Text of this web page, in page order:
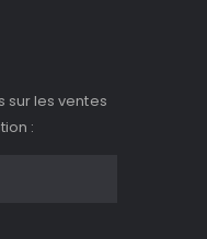
sur les ventes
: